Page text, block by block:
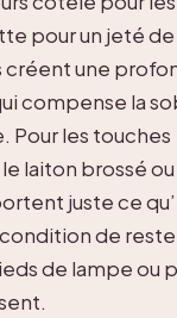
pour un jeté
créent une
compense la
Pour les touches
laiton brossé
juste ce
de
de lampe ou